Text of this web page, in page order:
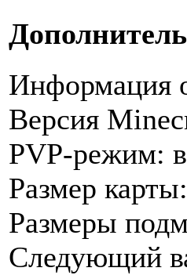
Информация
Версия
PVP-режим:
Размер
Размеры
Следующий